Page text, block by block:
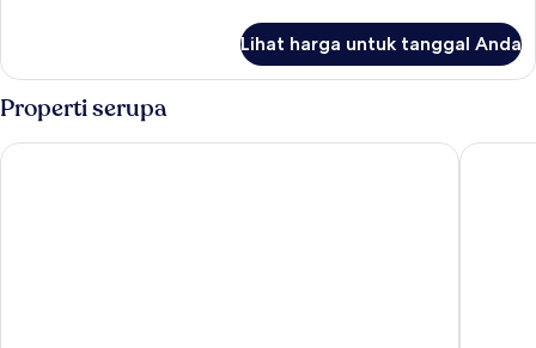
Kamar
Lihat harga untuk tanggal Anda
Properti serupa
Executive Hotel Le Soleil